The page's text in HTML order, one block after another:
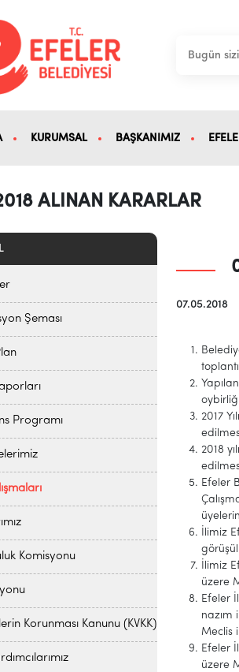
KURUMSAL BAŞKANIMIZ
ALINAN KARARLAR
Şeması
Programı
Komisyonu
Korunması Kanunu (KVKK)
07.05.2018
2017
2018
Efeler
İlimiz
İlimiz
üzere
Efeler
nazım
Meclis
Efeler
üzere